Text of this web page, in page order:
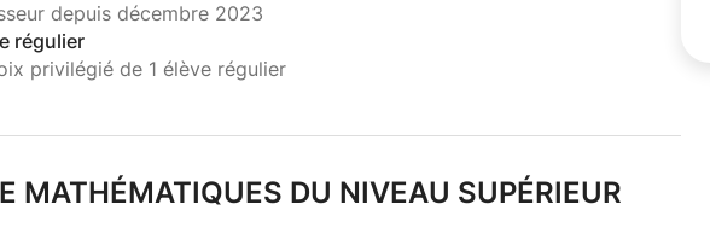
depuis décembre 2023
régulier
privilégié de 1 élève régulier
MATHÉMATIQUES DU NIVEAU SUPÉRIEUR